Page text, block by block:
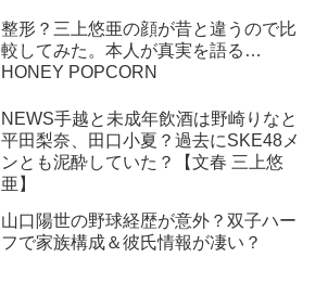
整形？三上悠亜の顔が昔と違うので比
較してみた。本人が真実を語る…
HONEY POPCORN
NEWS手越と未成年飲酒は野崎りなと
平田梨奈、田口小夏？過去にSKE48メ
ンとも泥酔していた？【文春 三上悠
亜】
山口陽世の野球経歴が意外？双子ハー
フで家族構成＆彼氏情報が凄い？